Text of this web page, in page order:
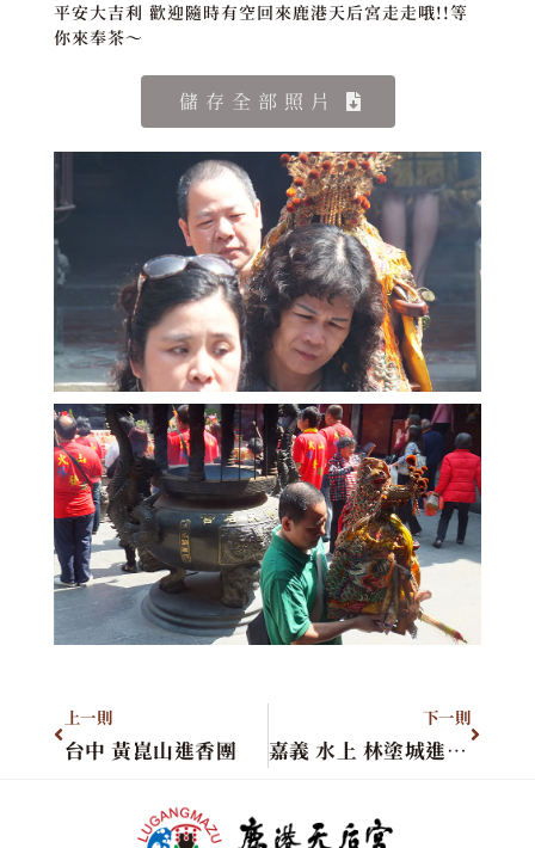
平安大吉利 歡迎隨時有空回來鹿港天后宮走走哦!!等
你來奉茶～
儲存全部照片
上一則
台中 黃崑山進香團
下一則
嘉義 水上 林塗城進香團